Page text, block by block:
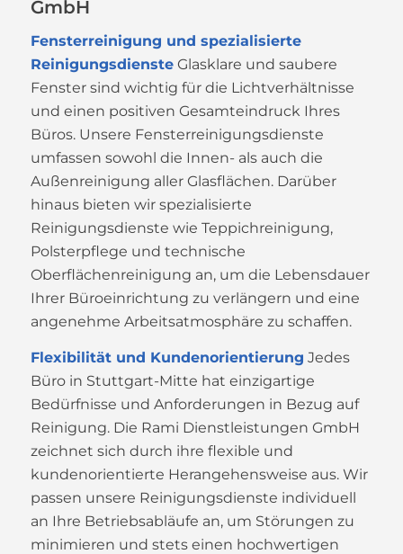
GmbH
Fensterreinigung und spezialisierte
ReinigungsdiensteGlasklare und saubere
Fenster sind wichtig für die Lichtverhältnisse
und einen positiven Gesamteindruck Ihres
Büros. Unsere Fensterreinigungsdienste
umfassen sowohl die Innen- als auch die
Außenreinigung aller Glasflächen. Darüber
hinaus bieten wir spezialisierte
Reinigungsdienste wie Teppichreinigung,
Polsterpflege und technische
Oberflächenreinigung an, um die Lebensdauer
Ihrer Büroeinrichtung zu verlängern und eine
angenehme Arbeitsatmosphäre zu schaffen.
Flexibilität und Kundenorientierung Jedes
Büro in Stuttgart-Mitte hat einzigartige
Bedürfnisse und Anforderungen in Bezug auf
Reinigung. Die Rami Dienstleistungen GmbH
zeichnet sich durch ihre flexible und
kundenorientierte Herangehensweise aus. Wir
passen unsere Reinigungsdienste individuell
an Ihre Betriebsabläufe an, um Störungen zu
minimieren und stets einen hochwertigen